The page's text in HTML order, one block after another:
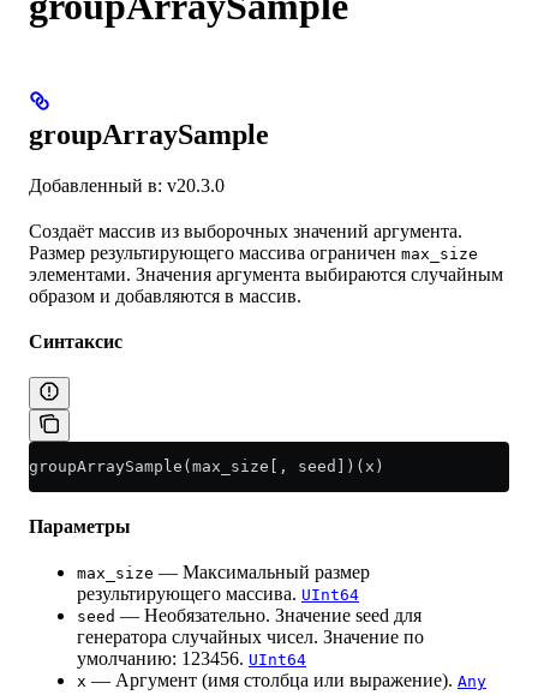
groupArraySample
Добавленный в: v20.3.0
Создаёт массив из выборочных значений аргумента.
Размер результирующего массива ограничен max_size
элементами. Значения аргумента выбираются случайным
образом и добавляются в массив.
Синтаксис
groupArraySample(max_size[, seed])(x)
Параметры
max_size — Максимальный размер
результирующего массива. UInt64
seed — Необязательно. Значение seed для
генератора случайных чисел. Значение по
умолчанию: 123456. UInt64
x — Аргумент (имя столбца или выражение). Any